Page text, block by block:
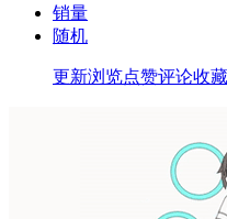
销量
随机
更新浏览点赞评论收藏